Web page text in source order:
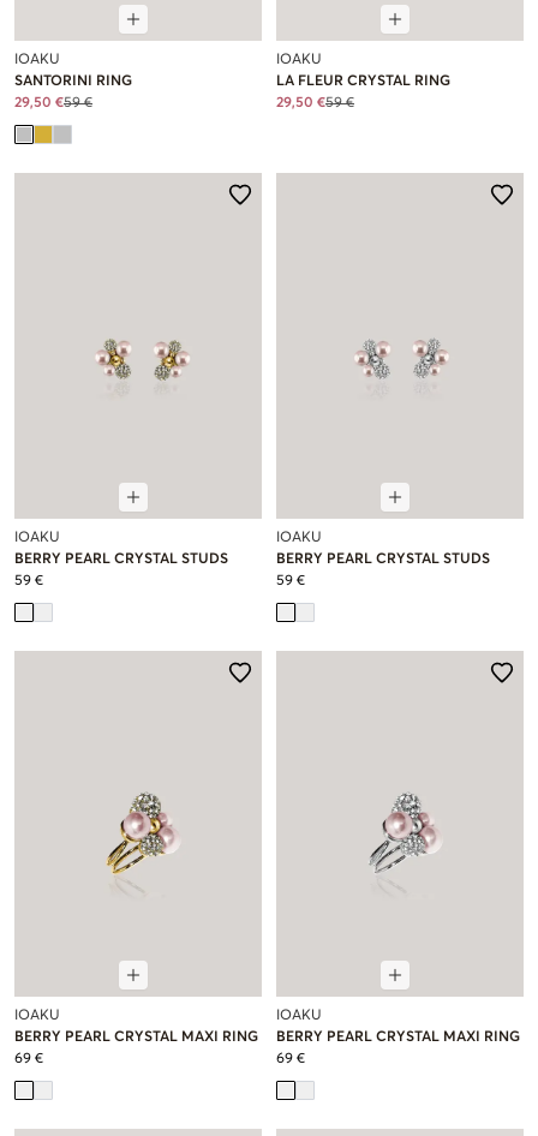
IOAKU
SANTORINI RING
29,50 €59 €
IOAKU
LA FLEUR CRYSTAL RING
29,50 €59 €
IOAKU
BERRY PEARL CRYSTAL STUDS
59 €
IOAKU
BERRY PEARL CRYSTAL STUDS
59 €
IOAKU
BERRY PEARL CRYSTAL MAXI RING
69 €
IOAKU
BERRY PEARL CRYSTAL MAXI RING
69 €